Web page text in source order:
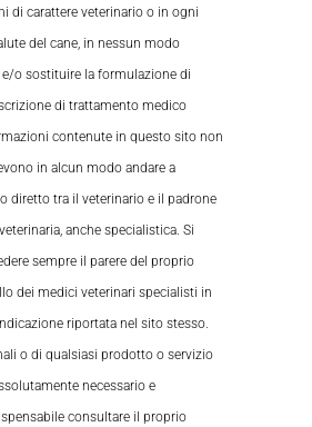
di carattere veterinario o in ogni
del cane, in nessun modo
o sostituire la formulazione di
di trattamento medico
contenute in questo sito non
in alcun modo andare a
diretto tra il veterinario e il padrone
anche specialistica. Si
sempre il parere del proprio
dei medici veterinari specialisti in
riportata nel sito stesso.
o di qualsiasi prodotto o servizio
necessario e
consultare il proprio